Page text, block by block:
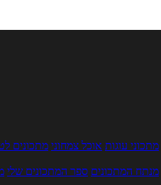
מתכוני עוגות אוכל צמחוני מתכונים
מנתח המתכונים ספר המתכונים שלי